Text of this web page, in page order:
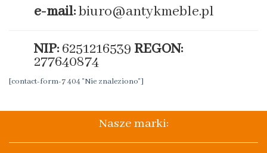
e-mail:biuro@antykmeble.pl
NIP: 6251216539 REGON:
277640874
[contact-form-7 404 "Nie znaleziono"]
Nasze marki: